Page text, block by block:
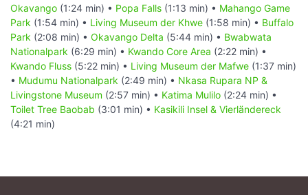
Okavango (1:24 min) • Popa Falls (1:13 min) • Mahango Game
Park (1:54 min) • Living Museum der Khwe (1:58 min) • Buffalo
Park (2:08 min) • Okavango Delta (5:44 min) • Bwabwata
Nationalpark (6:29 min) • Kwando Core Area (2:22 min) •
Kwando Fluss (5:22 min) • Living Museum der Mafwe (1:37 min)
• Mudumu Nationalpark (2:49 min) • Nkasa Rupara NP &
Livingstone Museum (2:57 min) • Katima Mulilo (2:24 min) •
Toilet Tree Baobab (3:01 min) • Kasikili Insel & Vierländereck
(4:21 min)